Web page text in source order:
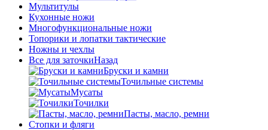
Мультитулы
Кухонные ножи
Многофункциональные ножи
Топорики и лопатки тактические
Ножны и чехлы
Все для заточкиНазад
Бруски и камни
Точильные системы
Мусаты
Точилки
Пасты, масло, ремни
Стопки и фляги